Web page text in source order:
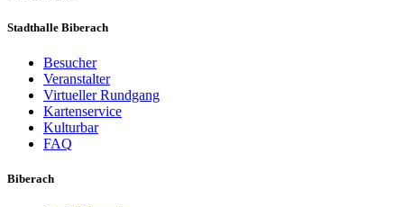
Stadthalle Biberach
Besucher
Veranstalter
Virtueller Rundgang
Kartenservice
Kulturbar
FAQ
Biberach